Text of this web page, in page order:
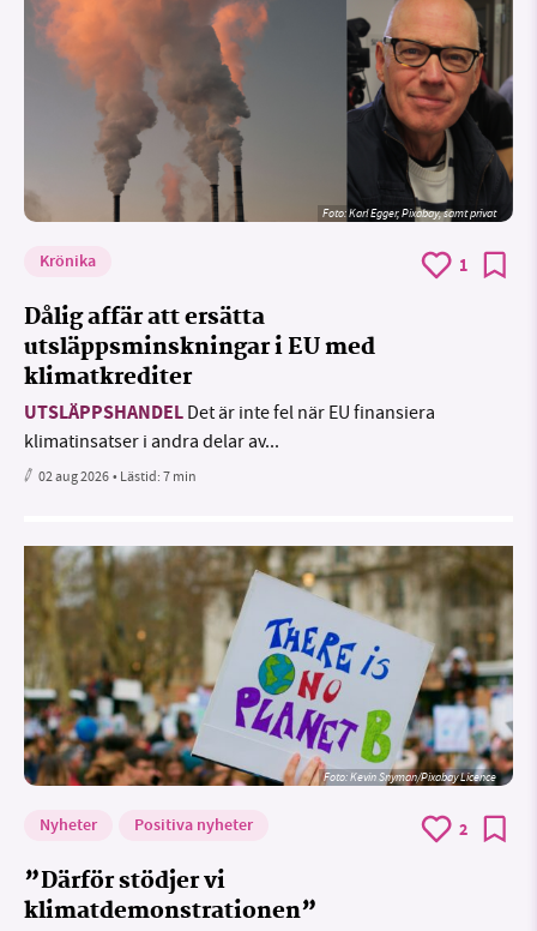
Foto:Karl Egger, Pixabay, samt privat
Krönika 1
Dålig affär att ersätta
utsläppsminskningar i EU med
klimatkrediter
UTSLÄPPSHANDEL Det är inte fel när EU finansiera
klimatinsatser i andra delar av...
02 aug 2026• Lästid:7 min
Foto:Kevin Snyman/Pixabay Licence
Nyheter Positiva nyheter 2
”Därför stödjer vi
klimatdemonstrationen”